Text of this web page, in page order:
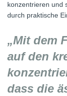
konzentrieren und
durch praktische
„Mit dem
auf den
dass die